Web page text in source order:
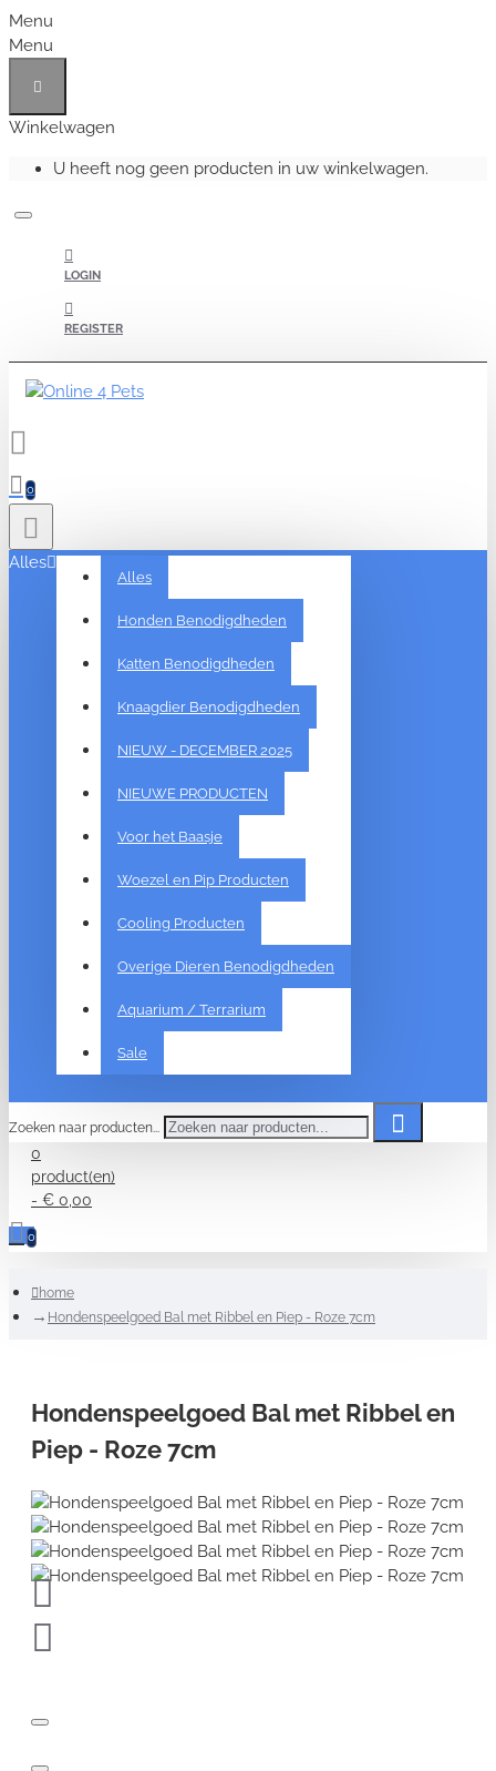
Menu
Menu
Winkelwagen
U heeft nog geen producten in uw winkelwagen.
LOGIN
REGISTER
0
Alles
Alles
Honden Benodigdheden
Katten Benodigdheden
Knaagdier Benodigdheden
NIEUW - DECEMBER 2025
NIEUWE PRODUCTEN
Voor het Baasje
Woezel en Pip Producten
Cooling Producten
Overige Dieren Benodigdheden
Aquarium / Terrarium
Sale
Zoeken naar producten...
0
product(en)
- € 0,00
0
home
Hondenspeelgoed Bal met Ribbel en Piep - Roze 7cm
Hondenspeelgoed Bal met Ribbel en
Piep - Roze 7cm